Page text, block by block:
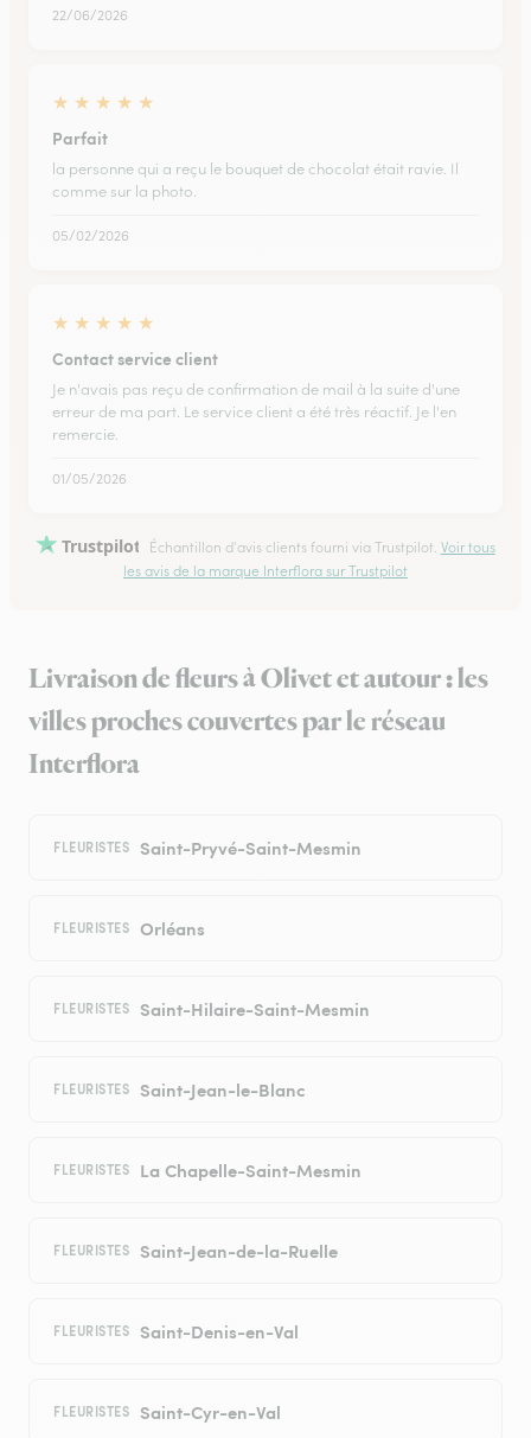
22/06/2026
★ ★ ★ ★ ★
Parfait
la personne qui a reçu le bouquet de chocolat était ravie. Il
comme sur la photo.
05/02/2026
★ ★ ★ ★ ★
Contact service client
Je n'avais pas reçu de confirmation de mail à la suite d'une
erreur de ma part. Le service client a été très réactif. Je l'en
remercie.
01/05/2026
Trustpilot Échantillon d'avis clients fourni via Trustpilot. Voir tous
les avis de la marque Interflora sur Trustpilot
Livraison de fleurs à Olivet et autour : les
villes proches couvertes par le réseau
Interflora
FLEURISTES Saint-Pryvé-Saint-Mesmin
FLEURISTES Orléans
FLEURISTES Saint-Hilaire-Saint-Mesmin
FLEURISTES Saint-Jean-le-Blanc
FLEURISTES La Chapelle-Saint-Mesmin
FLEURISTES Saint-Jean-de-la-Ruelle
FLEURISTES Saint-Denis-en-Val
FLEURISTES Saint-Cyr-en-Val